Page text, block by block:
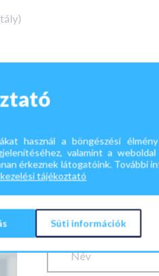
Írjon
Az alábbi mezők
hamarosan felveszi
használ a böngészési élmény
valamint a weboldal
érkeznek látogatóink. További
tájékoztató
Süti információk